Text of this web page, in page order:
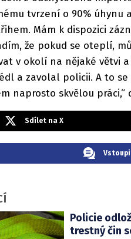
tvrzení o 90% úhynu
Mám k dispozici
že pokud se oteplí,
v okolí na nějaké větvi
a zavolal policii. A to
naprosto skvělou práci,“
Sdílet na X
Policie
trestný čin